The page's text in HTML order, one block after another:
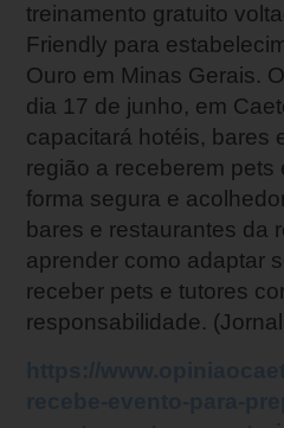
treinamento gratuito
Friendly para
Ouro em Minas Gerais.
dia 17 de junho, em
capacitará hotéis, bares
região a receberem pets
forma segura e
bares e restaurantes da
aprender como adaptar
receber pets e tutores
responsabilidade.